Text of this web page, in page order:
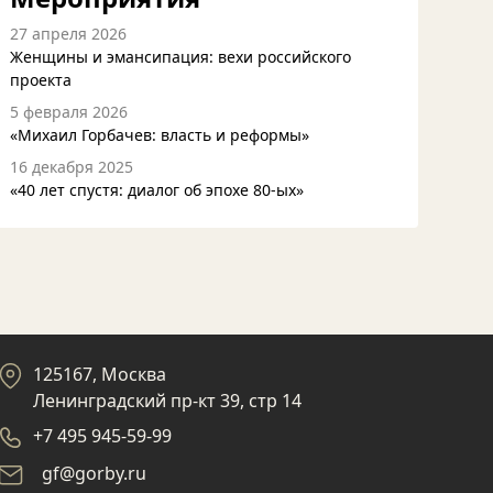
27 апреля 2026
Женщины и эмансипация: вехи российского
проекта
5 февраля 2026
«Михаил Горбачев: власть и реформы»
16 декабря 2025
«40 лет спустя: диалог об эпохе 80-ых»
125167, Москва
Ленинградский пр-кт 39, стр 14
+7 495 945-59-99
gf@gorby.ru